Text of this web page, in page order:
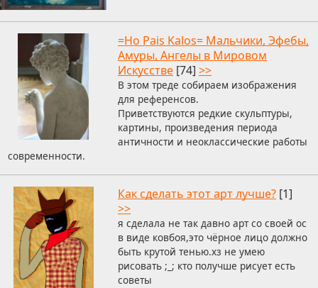
=Ho Pais Kalos= Мальчики, Эфебы,
Амуры, Ангелы в Мировом
Искусстве [74] >>
В этом треде собираем изображения
для референсов.
Приветствуются редкие скульптуры,
картины, произведения периода
античности и неоклассические работы
современности.
Как сделать этот арт лучше? [1]
>>
я сделала не так давно арт со своей ос
в виде ковбоя,это чёрное лицо должно
быть крутой тенью.хз не умею
рисовать ;_; кто получше рисует есть
советы